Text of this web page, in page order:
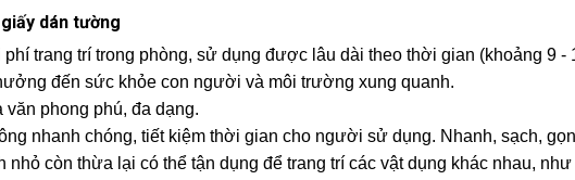
dán tường
phí trang trí trong phòng, sử dụng được lâu dài theo thời gian (khoảng 9 -
đến sức khỏe con người và môi trường xung quanh.
văn phong phú, đa dạng.
nhanh chóng, tiết kiệm thời gian cho người sử dụng. Nhanh, sạch,
nhỏ còn thừa lại có thể tận dụng để trang trí các vật dụng khác nhau,